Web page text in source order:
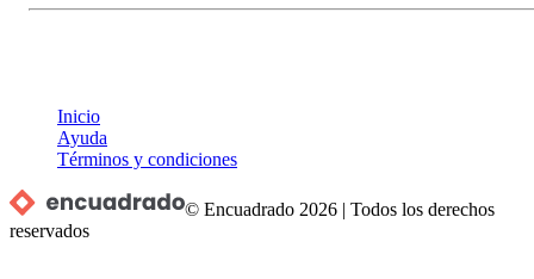
Inicio
Ayuda
Términos y condiciones
© Encuadrado 2026 |Todos los derechos
reservados